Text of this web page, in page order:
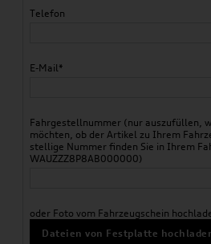
Telefon
E-Mail*
Fahrgestellnummer (nur auszufüllen,
möchten, ob der Artikel zu Ihrem
stellige Nummer finden Sie in Ihrem
WAUZZZ8P8AB000000)
oder Foto vom Fahrzeugschein
Dateien von Festplatte